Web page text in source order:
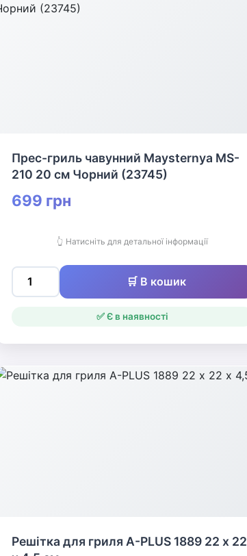
Прес-гриль чавунний Maysternya MS-
210 20 см Чорний (23745)
699 грн
👆 Натисніть для детальної інформації
🛒 В кошик
✅ Є в наявності
Решітка для гриля A-PLUS 1889 22 х 22